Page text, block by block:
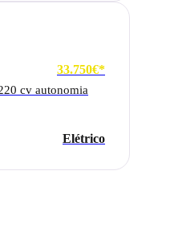
33.750€*
cv autonomia
Elétrico